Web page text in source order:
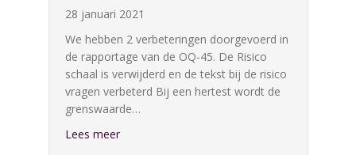
28 januari 2021
We hebben 2 verbeteringen doorgevoerd in
de rapportage van de OQ-45. De Risico
schaal is verwijderd en de tekst bij de risico
vragen verbeterd Bij een hertest wordt de
grenswaarde…
Lees meerabout Veranderingen OQ-45 in Datec Testmij